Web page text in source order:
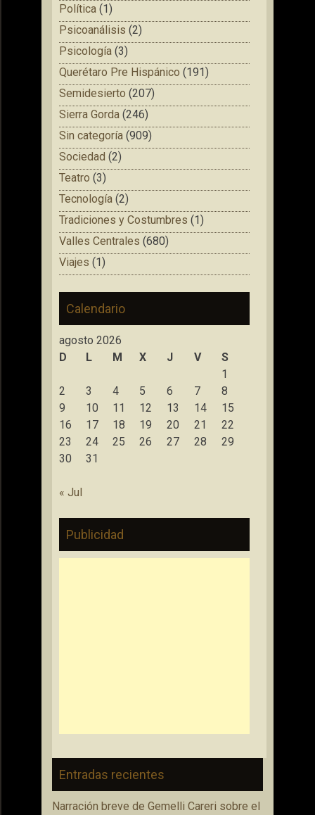
Política (1)
Psicoanálisis (2)
Psicología (3)
Querétaro Pre Hispánico (191)
Semidesierto (207)
Sierra Gorda (246)
Sin categoría (909)
Sociedad (2)
Teatro (3)
Tecnología (2)
Tradiciones y Costumbres (1)
Valles Centrales (680)
Viajes (1)
Calendario
agosto 2026
D
L M X J V
S
1
2
3 4 5 6 7
8
9
10 11 12 13 14
15
16
17 18 19 20 21
22
23
24 25 26 27 28
29
30
31
« Jul
Publicidad
Entradas recientes
Narración breve de Gemelli Careri sobre el